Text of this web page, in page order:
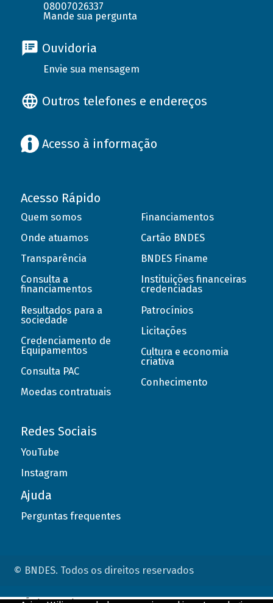
08007026337
Mande sua pergunta
Ouvidoria
Envie sua mensagem
Outros telefones e endereços
Acesso à informação
Acesso Rápido
Quem somos
Onde atuamos
Transparência
Consulta a
financiamentos
Resultados para a
sociedade
Credenciamento de
Equipamentos
Consulta PAC
Moedas contratuais
Financiamentos
Cartão BNDES
BNDES Finame
Instituições financeiras
credenciadas
Patrocínios
Licitações
Cultura e economia
criativa
Conhecimento
Redes Sociais
YouTube
Instagram
Ajuda
Perguntas frequentes
© BNDES. Todos os direitos reservados